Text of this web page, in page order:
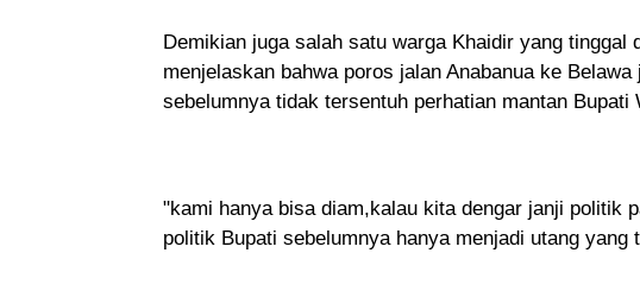
Demikian juga salah satu warga Khaidir yang tinggal
menjelaskan bahwa poros jalan Anabanua ke
sebelumnya tidak tersentuh perhatian mantan Bupati
"kami hanya bisa diam,kalau kita dengar janji politik
politik Bupati sebelumnya hanya menjadi utang yang